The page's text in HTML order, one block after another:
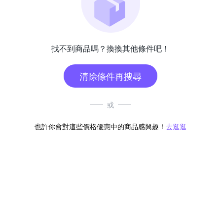
找不到商品嗎？換換其他條件吧！
清除條件再搜尋
或
也許你會對這些價格優惠中的商品感興趣！ 去逛逛